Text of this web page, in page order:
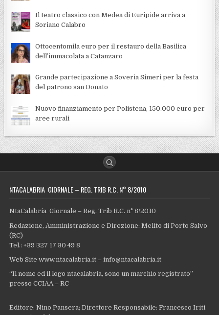
Il teatro classico con Medea di Euripide arriva a
Soriano Calabro
Ottocentomila euro per il restauro della Basilica
dell’immacolata a Catanzaro
Grande partecipazione a Soveria Simeri per la festa
del patrono san Donato
Nuovo finanziamento per Polistena, 150.000 euro per
aree rurali
NTACALABRIA GIORNALE – REG. TRIB R.C. N° 8/2010
NtaCalabria Giornale – Reg. Trib R.C. n° 8/2010
Redazione, Amministrazione e Direzione: Melito di Porto Salvo
(RC)
Tel.: +39 327 17 30 49 8
Web Site www.ntacalabria.it – info@ntacalabria.it
“Il nome ed il logo ntacalabria, sono un marchio registrato”
presso CCIAA – RC
Editore: Nino Pansera; Direttore Responsabile: Francesco Iriti